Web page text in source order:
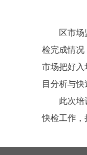
区市
检完成情况
市场把好入
目分析与快
此次
快检工作，